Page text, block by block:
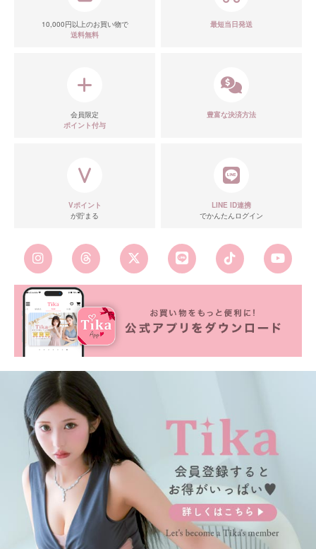
■カラーバリエーション
10,000円以上のお買い物で
送料無料
最短当日発送
会員限定
ポイント付与
豊富な決済方法
Vポイント
が貯まる
LINE ID連携
でかんたんログイン